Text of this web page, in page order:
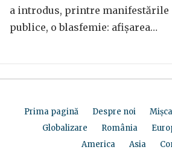
a introdus, printre manifestările
publice, o blasfemie: afișarea…
Prima pagină Despre noi
Globalizare
România
America
Asia